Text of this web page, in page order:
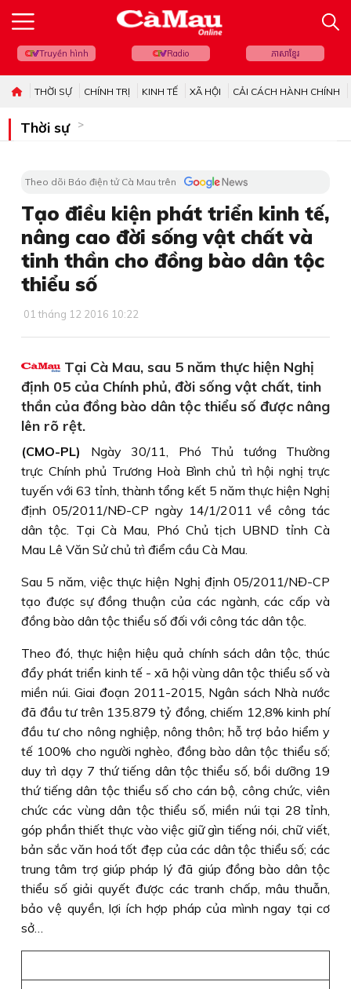
Truyền hình Radio ភាសាខ្មែរ
THỜI SỰ CHÍNH TRỊ KINH TẾ XÃ HỘI CẢI CÁCH HÀNH CHÍNH
Thời sự
Theo dõi Báo điện tử Cà Mau trên
Tạo điều kiện phát triển kinh tế,
nâng cao đời sống vật chất và
tinh thần cho đồng bào dân tộc
thiểu số
01 tháng 12 2016 10:22
Tại Cà Mau, sau 5 năm thực hiện Nghị
định 05 của Chính phủ, đời sống vật chất, tinh
thần của đồng bào dân tộc thiểu số được nâng
lên rõ rệt.
(CMO-PL) Ngày 30/11, Phó Thủ tướng Thường
trực Chính phủ Trương Hoà Bình chủ trì hội nghị trực
tuyến với 63 tỉnh, thành tổng kết 5 năm thực hiện Nghị
định 05/2011/NĐ-CP ngày 14/1/2011 về công tác
dân tộc. Tại Cà Mau, Phó Chủ tịch UBND tỉnh Cà
Mau Lê Văn Sử chủ trì điểm cầu Cà Mau.
Sau 5 năm, việc thực hiện Nghị định 05/2011/NĐ-CP
tạo được sự đồng thuận của các ngành, các cấp và
đồng bào dân tộc thiểu số đối với công tác dân tộc.
Theo đó, thực hiện hiệu quả chính sách dân tộc, thúc
đẩy phát triển kinh tế - xã hội vùng dân tộc thiểu số và
miền núi. Giai đoạn 2011-2015, Ngân sách Nhà nước
đã đầu tư trên 135.879 tỷ đồng, chiếm 12,8% kinh phí
đầu tư cho nông nghiệp, nông thôn; hỗ trợ bảo hiểm y
tế 100% cho người nghèo, đồng bào dân tộc thiểu số;
duy trì dạy 7 thứ tiếng dân tộc thiểu số, bồi dưỡng 19
thứ tiếng dân tộc thiểu số cho cán bộ, công chức, viên
chức các vùng dân tộc thiểu số, miền núi tại 28 tỉnh,
góp phần thiết thực vào việc giữ gìn tiếng nói, chữ viết,
bản sắc văn hoá tốt đẹp của các dân tộc thiểu số; các
trung tâm trợ giúp pháp lý đã giúp đồng bào dân tộc
thiểu số giải quyết được các tranh chấp, mâu thuẫn,
bảo vệ quyền, lợi ích hợp pháp của mình ngay tại cơ
sở…